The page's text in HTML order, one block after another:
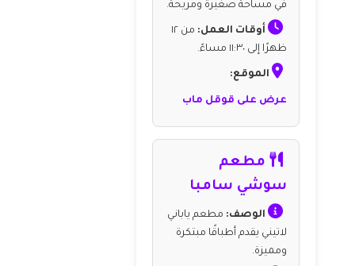
في مساحة صغيرة ومريحة.
أوقات العمل:
من ١٢
ظهرًا إلى ١١:٣٠ مساءً.
الموقع:
عرض على قوقل ماب
مطعم
سوشي سامبا
الوصف: مطعم ياباني
لاتيني يقدم أطباقًا مبتكرة
ومميزة.